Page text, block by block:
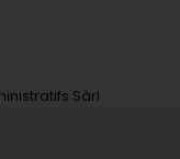
Sàrl